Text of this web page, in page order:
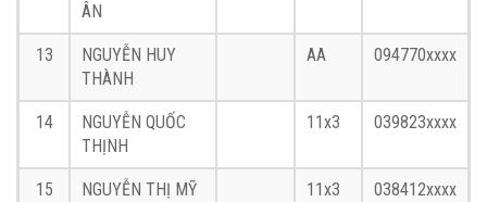
ÂN
13
NGUYỄN HUY
THÀNH
AA 094770xxxx
14
NGUYỄN QUỐC
THỊNH
11x3 039823xxxx
15
NGUYỄN THỊ MỸ
11x3 038412xxxx